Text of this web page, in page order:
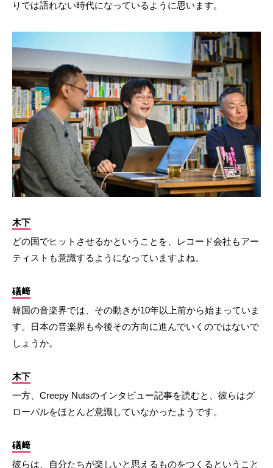
りでは語れない時代になっているように思います。
木下
どの国でヒットさせるかということを、レコード会社もアー
ティストも意識するようになっていますよね。
礒﨑
韓国の音楽界では、その動きが10年以上前から始まっていま
す。日本の音楽界も今後その方向に進んでいくのではないで
しょうか。
木下
一方、Creepy Nutsのインタビュー記事を読むと、彼らはグ
ローバルをほとんど意識していなかったようです。
礒﨑
彼らは、自分たちが楽しいと思えるものをつくるということ